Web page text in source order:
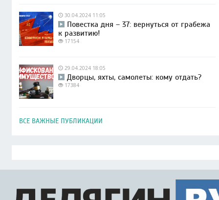
30.04.2024 11:05
Повестка дня – 37: вернуться от грабежа
к развитию!
17154
29.04.2024 18:05
Дворцы, яхты, самолеты: кому отдать?
17384
ВСЕ ВАЖНЫЕ ПУБЛИКАЦИИ